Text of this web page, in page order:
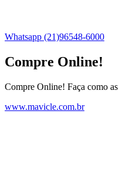
Whatsapp (21)96548-6000
Compre Online!
Compre Online! Faça como
www.mavicle.com.br